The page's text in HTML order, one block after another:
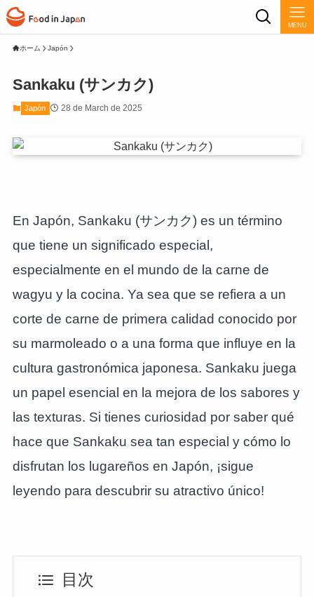
MENU
ホーム Japón
Sankaku (サンカク)
Japón 28 de March de 2025
En Japón, Sankaku (サンカク) es un término
que tiene un significado especial,
especialmente en el mundo de la carne de
wagyu y la cocina. Ya sea que se refiera a un
corte de carne de primera calidad conocido por
su marmoleado o a una forma que influye en la
cultura gastronómica japonesa. Sankaku juega
un papel esencial en la mejora de los sabores y
las texturas. Si tienes curiosidad por saber qué
hace que Sankaku sea tan especial y cómo lo
disfrutan los lugareños en Japón, ¡sigue
leyendo para descubrir su atractivo único!
目次